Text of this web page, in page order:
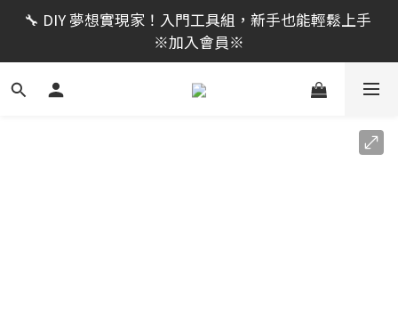
限時活動｜全館消費滿 NT$599 即享免運費，工具補貨
趁現在！立即逛活動商品
🔧 DIY 夢想實現家！入門工具組，新手也能輕鬆上手
※加入會員※
🔨 電動工具熱銷中！馬力強勁，助您輕鬆完成任務 ※
加入會員※
限時活動｜全館消費滿 NT$599 即享免運費，工具補貨